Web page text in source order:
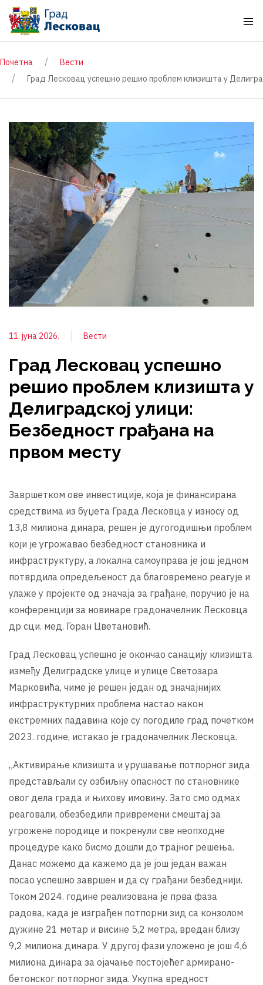
Почетна
Вести
Град Лесковац успешно решио проблем клизишта у
11. јуна 2026. Вести
Град Лесковац успешно
решио проблем клизишта у
Делиградској улици:
Безбедност грађана на
првом месту
Завршетком ове инвестиције, која је финансирана
средствима из буџета Града Лесковца у износу од
13,8 милиона динара, решен је дугогодишњи проблем
који је угрожавао безбедност становника и
инфраструктуру, а локална самоуправа је још једном
потврдила опредељеност да благовремено реагује и
улаже у пројекте од значаја за грађане, поручио је на
конференцији за новинаре градоначелник Лесковца
др сци. мед. Горан Цветановић.
Град Лесковац успешно је окончао санацију клизишта
између Делиградске улице и улице Светозара
Марковића, чиме је решен један од значајнијих
инфраструктурних проблема настао након
екстремних падавина које су погодиле град почетком
2023. године, истакао је градоначелник Лесковца.
„Активирање клизишта и урушавање потпорног зида
представљали су озбиљну опасност по становнике
овог дела града и њихову имовину. Зато смо одмах
реаговали, обезбедили привремени смештај за
угрожене породице и покренули све неопходне
процедуре како бисмо дошли до трајног решења.
Данас можемо да кажемо да је још један важан
посао успешно завршен и да су грађани безбеднији.
Током 2024. године реализована је прва фаза
радова, када је изграђен потпорни зид са конзолом
дужине 21 метар и висине 5,2 метра, вредан близу
9,2 милиона динара. У другој фази уложено је још 4,6
милиона динара за ојачање постојећег армирано-
бетонског потпорног зида. Укупна вредност